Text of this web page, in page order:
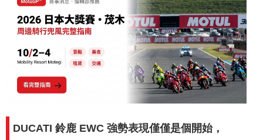
DUCATI 鈴鹿 EWC 強勢表現僅僅是個開始，